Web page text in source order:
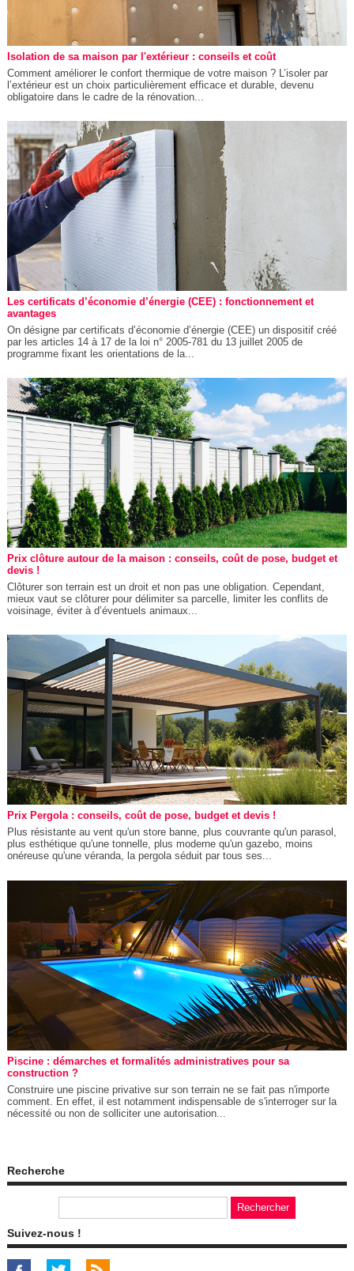
Isolation de sa maison par l'extérieur : conseils et coût
Comment améliorer le confort thermique de votre maison ? L’isoler par
l’extérieur est un choix particulièrement efficace et durable, devenu
obligatoire dans le cadre de la rénovation...
Les certificats d’économie d’énergie (CEE) : fonctionnement et
avantages
On désigne par certificats d’économie d’énergie (CEE) un dispositif créé
par les articles 14 à 17 de la loi n° 2005-781 du 13 juillet 2005 de
programme fixant les orientations de la...
Prix clôture autour de la maison : conseils, coût de pose, budget et
devis !
Clôturer son terrain est un droit et non pas une obligation. Cependant,
mieux vaut se clôturer pour délimiter sa parcelle, limiter les conflits de
voisinage, éviter à d’éventuels animaux...
Prix Pergola : conseils, coût de pose, budget et devis !
Plus résistante au vent qu'un store banne, plus couvrante qu'un parasol,
plus esthétique qu'une tonnelle, plus moderne qu'un gazebo, moins
onéreuse qu'une véranda, la pergola séduit par tous ses...
Piscine : démarches et formalités administratives pour sa
construction ?
Construire une piscine privative sur son terrain ne se fait pas n'importe
comment. En effet, il est notamment indispensable de s'interroger sur la
nécessité ou non de solliciter une autorisation...
Recherche
Suivez-nous !